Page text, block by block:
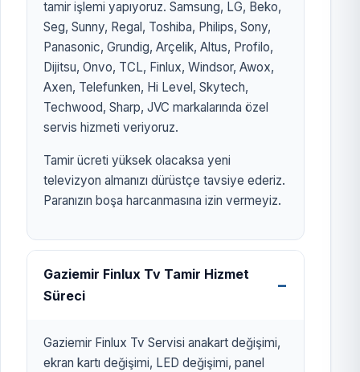
tamir işlemi yapıyoruz. Samsung, LG, Beko,
Seg, Sunny, Regal, Toshiba, Philips, Sony,
Panasonic, Grundig, Arçelik, Altus, Profilo,
Dijitsu, Onvo, TCL, Finlux, Windsor, Awox,
Axen, Telefunken, Hi Level, Skytech,
Techwood, Sharp, JVC markalarında özel
servis hizmeti veriyoruz.
Tamir ücreti yüksek olacaksa yeni
televizyon almanızı dürüstçe tavsiye ederiz.
Paranızın boşa harcanmasına izin vermeyiz.
Gaziemir Finlux Tv Tamir Hizmet
Süreci
Gaziemir Finlux Tv Servisi anakart değişimi,
ekran kartı değişimi, LED değişimi, panel